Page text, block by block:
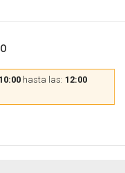
10:00 hasta las: 12:00